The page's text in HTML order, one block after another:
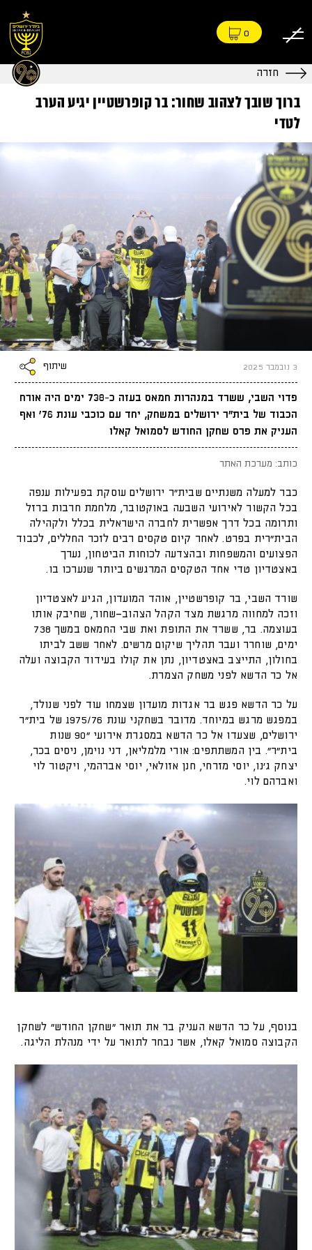
0
חזרה
ברוך שובך לצהוב שחור: בר קופרשטיין יגיע הערב
לטדי
3 נובמבר 2025 שיתוף
פדוי השבי, ששרד במנהרות חמאס בעזה כ-738 ימים היה אורח
הכבוד של בית"ר ירושלים במשחק, יחד עם כוכבי עונת 76' ואף
העניק את פרס שחקן החודש לסמואל קאלו
כותב: מערכת האתר
כבר למעלה משנתיים שבית״ר ירושלים עוסקת בפעילות ענפה
בכל הקשור לאירועי השבעה באוקטובר, מלחמת חרבות ברזל
ותרומה בכל דרך אפשרית לחברה הישראלית בכלל ולקהילה
הבית״רית בפרט. לאחר קיום טקסים רבים לזכר החללים, לכבוד
הפצועים והמשפחות ובהצדעה לכוחות הביטחון, נערך
באצטדיון טדי אחד הטקסים המרגשים ביותר שנערכו בו.
שורד השבי, בר קופרשטיין, אוהד המועדון, הגיע לאצטדיון
וזכה למחווה מרגשת מצד הקהל הצהוב־שחור, שחיבק אותו
בעוצמה. בר, ששרד את התופת ואת שבי החמאס במשך 738
ימים, שוחרר ועבר תהליך שיקום מרשים. לאחר ששב לביתו
בחולון, התייצב באצטדיון, נתן את קולו בעידוד הקבוצה ועלה
אל כר הדשא לפני משחק הצמרת.
על כר הדשא פגש בר אגדות מועדון שצמחו עוד לפני שנולד,
במפגש מרגש במיוחד. מדובר בשחקני עונת 1975/76 של בית״ר
ירושלים, שצעדו אל כר הדשא במסגרת אירועי ״90 שנות
בית״ר״. בין המשתתפים: אורי מלמליאן, דני נוימן, ניסים בכר,
יצחק ג׳נו, יוסי מזרחי, חנן אזולאי, יוסי אברהמי, ויקטור לוי
ואברהם לוי.
בנוסף, על כר הדשא העניק בר את תואר ״שחקן החודש״ לשחקן
הקבוצה סמואל קאלו, אשר נבחר לתואר על ידי מנהלת הליגה.